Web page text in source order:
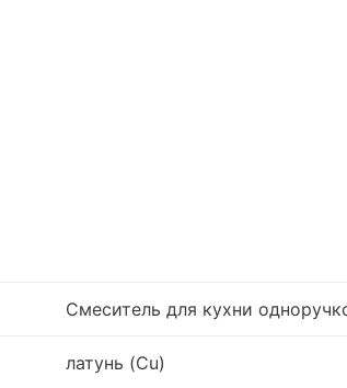
Смеситель для кухни
латунь (Cu)